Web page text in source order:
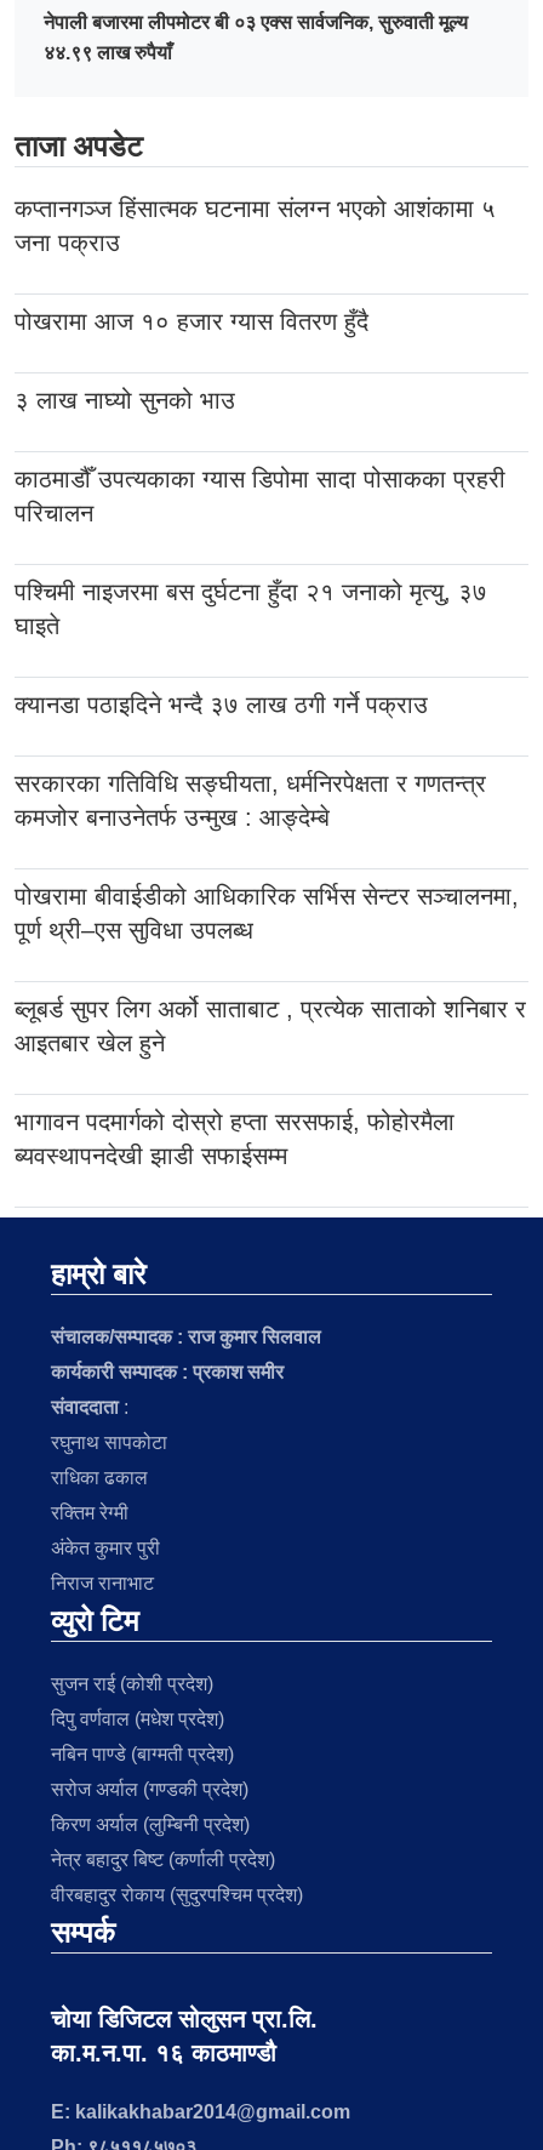
नेपाली बजारमा लीपमोटर बी ०३ एक्स सार्वजनिक, सुरुवाती मूल्य
४४.९९ लाख रुपैयाँ
ताजा अपडेट
कप्तानगञ्ज हिंसात्मक घटनामा संलग्न भएको आशंकामा ५
जना पक्राउ
पोखरामा आज १० हजार ग्यास वितरण हुँदै
३ लाख नाघ्यो सुनको भाउ
काठमाडौँ उपत्यकाका ग्यास डिपोमा सादा पोसाकका प्रहरी
परिचालन
पश्चिमी नाइजरमा बस दुर्घटना हुँदा २१ जनाको मृत्यु, ३७
घाइते
क्यानडा पठाइदिने भन्दै ३७ लाख ठगी गर्ने पक्राउ
सरकारका गतिविधि सङ्घीयता, धर्मनिरपेक्षता र गणतन्त्र
कमजोर बनाउनेतर्फ उन्मुख : आङ्देम्बे
पोखरामा बीवाईडीको आधिकारिक सर्भिस सेन्टर सञ्चालनमा,
पूर्ण थ्री–एस सुविधा उपलब्ध
ब्लूबर्ड सुपर लिग अर्को साताबाट , प्रत्येक साताको शनिबार र
आइतबार खेल हुने
भागावन पदमार्गको दोस्रो हप्ता सरसफाई, फोहोरमैला
ब्यवस्थापनदेखी झाडी सफाईसम्म
हाम्रो बारे
संचालक/सम्पादक :राज कुमार सिलवाल
कार्यकारी सम्पादक : प्रकाश समीर
संवाददाता:
रघुनाथ सापकोटा
राधिका ढकाल
रक्तिम रेग्मी
अंकेत कुमार पुरी
निराज रानाभाट
व्युरो टिम
सुजन राई (कोशी प्रदेश)
दिपु वर्णवाल (मधेश प्रदेश)
नबिन पाण्डे (बाग्मती प्रदेश)
सरोज अर्याल (गण्डकी प्रदेश)
किरण अर्याल (लुम्बिनी प्रदेश)
नेत्र बहादुर बिष्ट (कर्णाली प्रदेश)
वीरबहादुर रोकाय (सुदुरपश्चिम प्रदेश)
सम्पर्क
चोया डिजिटल सोलुसन प्रा.लि.
का.म.न.पा. १६ काठमाण्डौ
E: kalikakhabar2014@gmail.com